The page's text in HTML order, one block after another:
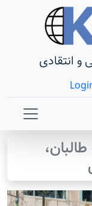
و انتقادی